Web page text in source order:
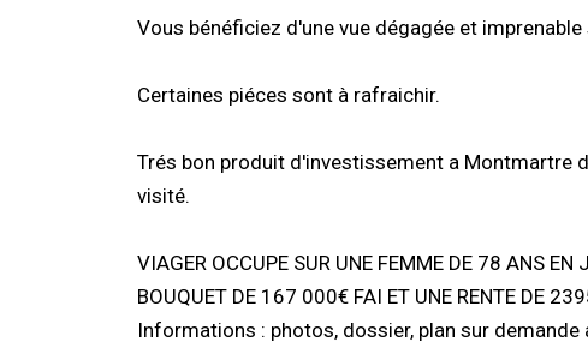
Vous bénéficiez d'une vue dégagée et
Certaines piéces sont à rafraichir.
Trés bon produit d'investissement a Montmartre
visité.
VIAGER OCCUPE SUR UNE FEMME DE 78 ANS EN
BOUQUET DE 167 000€ FAI ET UNE RENTE DE
Informations : photos, dossier, plan sur demande